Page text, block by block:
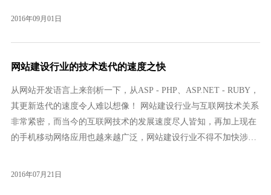
2016年09月01日
网站建设行业的技术迭代的速度之快
从网站开发语言上来剖析一下，从ASP - PHP、ASP.NET - RUBY，
其更新迭代的速度令人难以想像！ 网站建设行业与互联网技术关系
非常紧密，而当今的互联网技术的发展速度尽人皆知，再加上现在
的手机移动网络应用也越来越广泛，网站建设行业不得不加快涉足
所取代，也许今后还会有更多新技术出现，因此要想在这个行业里
2016年07月21日